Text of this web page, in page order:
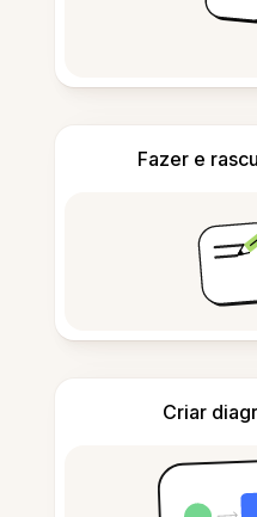
Fazer e
Criar